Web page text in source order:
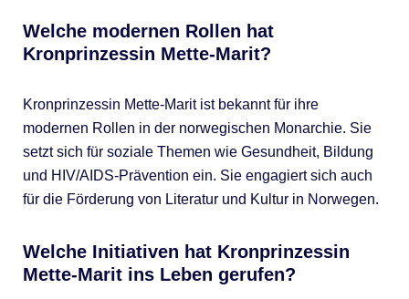
Welche modernen Rollen hat
Kronprinzessin Mette-Marit?
Kronprinzessin Mette-Marit ist bekannt für ihre
modernen Rollen in der norwegischen Monarchie. Sie
setzt sich für soziale Themen wie Gesundheit, Bildung
und HIV/AIDS-Prävention ein. Sie engagiert sich auch
für die Förderung von Literatur und Kultur in Norwegen.
Welche Initiativen hat Kronprinzessin
Mette-Marit ins Leben gerufen?